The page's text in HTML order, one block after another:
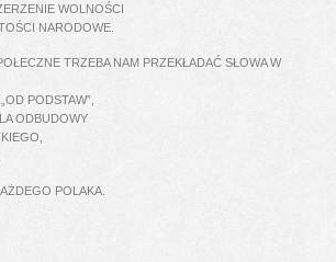
WOLNOŚCI
NARODOWE.
TRZEBA NAM PRZEKŁADAĆ SŁOWA W
PODSTAW”,
ODBUDOWY
POLAKA.